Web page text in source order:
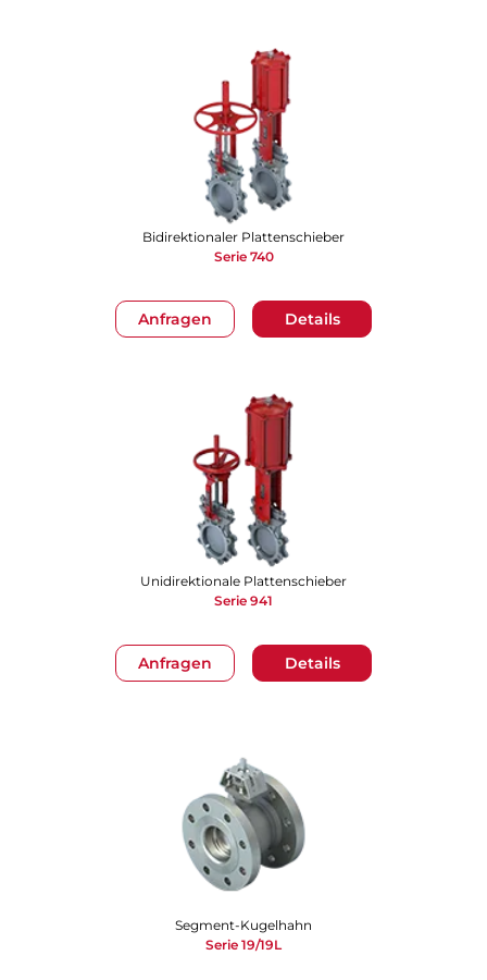
Anfragen Details
Bidirektionaler Plattenschieber
Serie 740
Anfragen Details
Unidirektionale Plattenschieber
Serie 941
Segment-Kugelhahn
Serie 19/19L